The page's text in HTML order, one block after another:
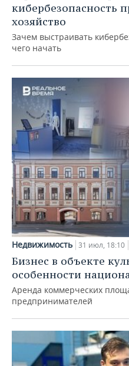
кибербезопасность
хозяйство
Зачем выстраивать
чего начать
Недвижимость 31 июл, 18:10
Бизнес в объекте
особенности
Аренда коммерческих
предпринимателей